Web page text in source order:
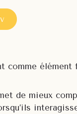
comme
de mieux